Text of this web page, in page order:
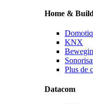
Home &
KNX
Plus de
Datacom